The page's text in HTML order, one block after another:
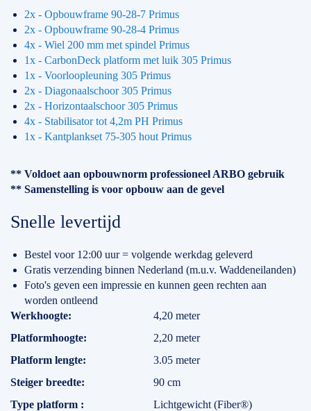
2x - Opbouwframe 90-28-7 Primus
2x - Opbouwframe 90-28-4 Primus
4x - Wiel 200 mm met spindel Primus
1x - CarbonDeck platform met luik 305 Primus
1x - Voorloopleuning 305 Primus
2x - Diagonaalschoor 305 Primus
2x - Horizontaalschoor 305 Primus
4x - Stabilisator tot 4,2m PH Primus
1x - Kantplankset 75-305 hout Primus
** Voldoet aan opbouwnorm professioneel ARBO gebruik
** Samenstelling is voor opbouw aan de gevel
Snelle levertijd
Bestel voor 12:00 uur = volgende werkdag geleverd
Gratis verzending binnen Nederland (m.u.v. Waddeneilanden)
Foto's geven een impressie en kunnen geen rechten aan
worden ontleend
Specificaties
Werkhoogte
4,20 meter
Platformhoogte
2,20 meter
Platform lengte
3.05 meter
Steiger breedte
90 cm
Type platform
Lichtgewicht (Fiber®)